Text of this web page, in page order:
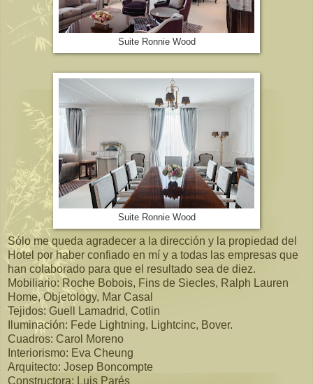
Suite Ronnie Wood
Suite Ronnie Wood
Sólo me queda agradecer a la dirección y la propiedad del
Hotel por haber confiado en mí y a todas las empresas que
han colaborado para que el resultado sea de diez.
Mobiliario: Roche Bobois, Fins de Siecles, Ralph Lauren
Home, Objetology, Mar Casal
Tejidos: Guell Lamadrid, Cotlin
Iluminación: Fede Lightning, Lightcinc, Bover.
Cuadros: Carol Moreno
Interiorismo: Eva Cheung
Arquitecto: Josep Boncompte
Constructora: Luis Parés